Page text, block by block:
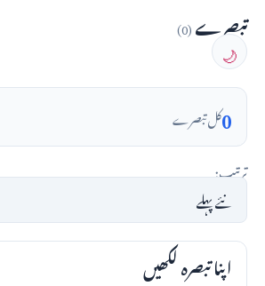
تبصرے(0)
🌙
0کل تبصرے
ترتیب:
اپنا تبصرہ لکھیں